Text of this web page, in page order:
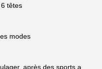
têtes
modes
après des sports a